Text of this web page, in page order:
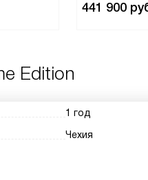
441 900
Edition
1 год
Чехия